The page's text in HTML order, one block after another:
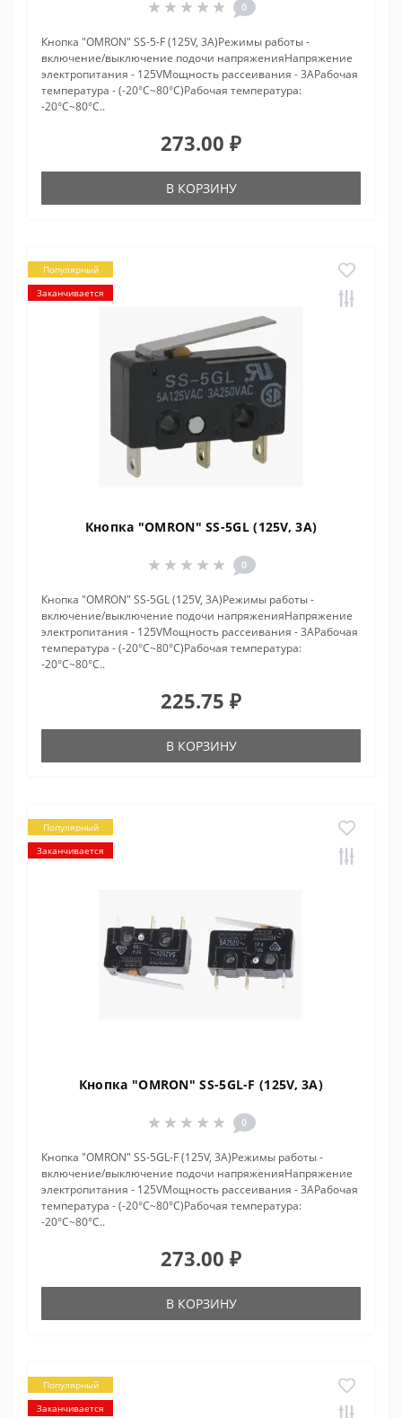
0
Кнопка "OMRON" SS-5-F (125V, 3A)Режимы работы -
включение/выключение подочи напряженияНапряжение
электропитания - 125VМощность рассеивания - 3AРабочая
температура - (-20°C~80°C)Рабочая температура:
-20°C~80°C..
273.00 ₽
В КОРЗИНУ
Популярный
Заканчивается
Кнопка "OMRON" SS-5GL (125V, 3A)
0
Кнопка "OMRON" SS-5GL (125V, 3A)Режимы работы -
включение/выключение подочи напряженияНапряжение
электропитания - 125VМощность рассеивания - 3AРабочая
температура - (-20°C~80°C)Рабочая температура:
-20°C~80°C..
225.75 ₽
В КОРЗИНУ
Популярный
Заканчивается
Кнопка "OMRON" SS-5GL-F (125V, 3A)
0
Кнопка "OMRON" SS-5GL-F (125V, 3A)Режимы работы -
включение/выключение подочи напряженияНапряжение
электропитания - 125VМощность рассеивания - 3AРабочая
температура - (-20°C~80°C)Рабочая температура:
-20°C~80°C..
273.00 ₽
В КОРЗИНУ
Популярный
Заканчивается